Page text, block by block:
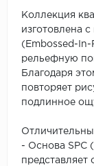
Коллекция
изготовлена
(Embossed-In-
рельефную
Благодаря
повторяет
подлинное
- Основа SPC
представляет